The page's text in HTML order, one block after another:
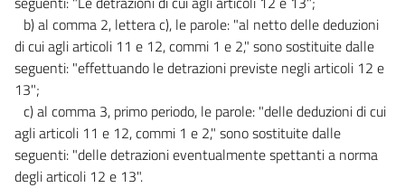
b) al comma 2, lettera c), le parole: "al netto delle deduzioni
di cui agli articoli 11 e 12, commi 1 e 2," sono sostituite dalle
seguenti: "effettuando le detrazioni previste negli articoli 12 e
13";
c) al comma 3, primo periodo, le parole: "delle deduzioni di cui
agli articoli 11 e 12, commi 1 e 2," sono sostituite dalle
seguenti: "delle detrazioni eventualmente spettanti a norma
degli articoli 12 e 13".